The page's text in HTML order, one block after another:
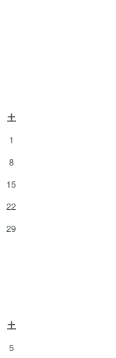
土
1
8
15
22
29
土
5